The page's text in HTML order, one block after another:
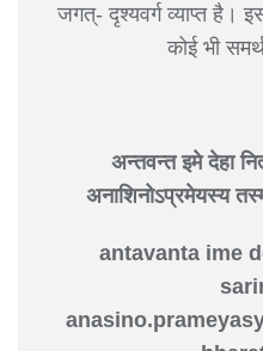
जगत्- दृश्यवर्ग व्याप्त है।
कोई भी
अन्तवन्त इमे देहा
अनाशिनोऽप्रमेयस्य
antavanta ime